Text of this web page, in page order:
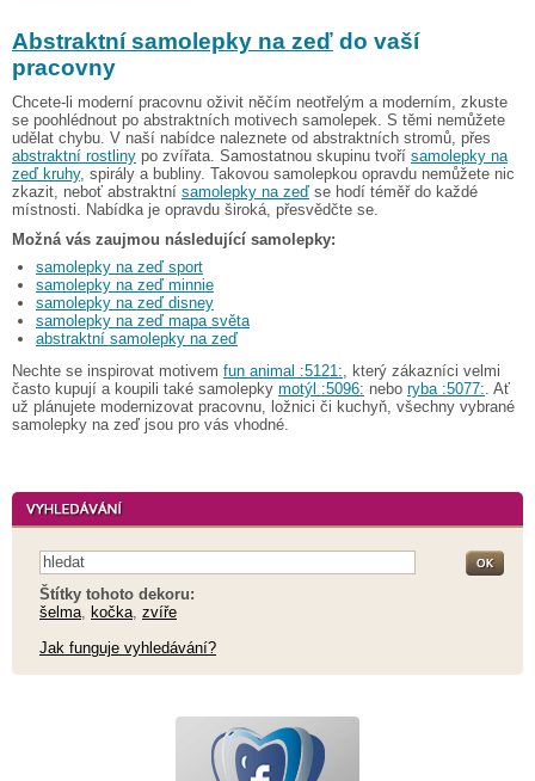
Abstraktní samolepky na zeď do vaší
pracovny
Chcete-li moderní pracovnu oživit něčím neotřelým a moderním, zkuste
se poohlédnout po abstraktních motivech samolepek. S těmi nemůžete
udělat chybu. V naší nabídce naleznete od abstraktních stromů, přes
abstraktní rostliny po zvířata. Samostatnou skupinu tvoří samolepky na
zeď kruhy, spirály a bubliny. Takovou samolepkou opravdu nemůžete nic
zkazit, neboť abstraktní samolepky na zeďse hodí téměř do každé
místnosti. Nabídka je opravdu široká, přesvědčte se.
Možná vás zaujmou následující samolepky:
samolepky na zeď sport
samolepky na zeď minnie
samolepky na zeď disney
samolepky na zeď mapa světa
abstraktní samolepky na zeď
Nechte se inspirovat motivem fun animal :5121: , který zákazníci velmi
často kupují a koupili také samolepky motýl :5096: nebo ryba :5077: . Ať
už plánujete modernizovat pracovnu, ložnici či kuchyň, všechny vybrané
samolepky na zeď jsou pro vás vhodné.
Štítky tohoto dekoru:
šelma kočka zvíře
Jak funguje vyhledávání?